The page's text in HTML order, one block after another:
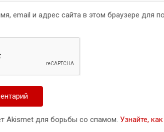
email и адрес сайта в этом браузере для
Akismet для борьбы со спамом. Узнайте,